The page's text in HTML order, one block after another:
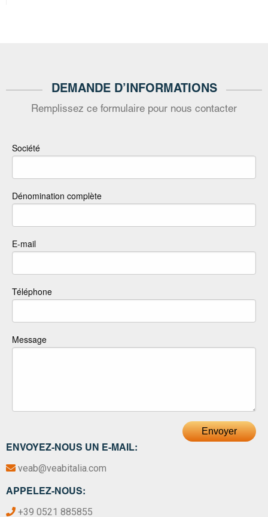
DEMANDE D’INFORMATIONS
Remplissez ce formulaire pour nous contacter
ENVOYEZ-NOUS UN E-MAIL:
veab@veabitalia.com
APPELEZ-NOUS:
+39 0521 885855
Société
Dénomination complète
E-mail
Téléphone
Message
Envoyer